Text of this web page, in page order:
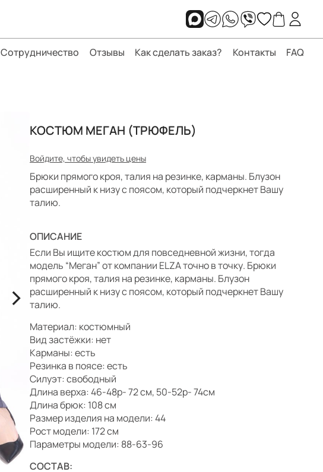
Сотрудничество Отзывы Как сделать заказ? Контакты FAQ
>
КОСТЮМ МЕГАН (ТРЮФЕЛЬ)
Войдите, чтобы увидеть цены
Брюки прямого кроя, талия на резинке, карманы. Блузон
расширенный к низу с поясом, который подчеркнет Вашу
талию.
ОПИСАНИЕ
Если Вы ищите костюм для повседневной жизни, тогда
модель “Меган” от компании ELZA точно в точку. Брюки
прямого кроя, талия на резинке, карманы. Блузон
расширенный к низу с поясом, который подчеркнет Вашу
талию.
Материал: костюмный
Вид застёжки: нет
Карманы: есть
Резинка в поясе: есть
Силуэт: свободный
Длина верха: 46-48р- 72 см, 50-52р- 74см
Длина брюк: 108 см
Размер изделия на модели: 44
Рост модели: 172 см
Параметры модели: 88-63-96
СОСТАВ: